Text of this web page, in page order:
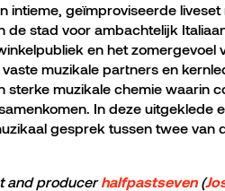
intieme, geïmproviseerde
de stad voor ambachtelijk
en het zomergevoel
muzikale partners en
sterke muzikale chemie waarin
In deze uitgeklede
gesprek tussen twee van
and producerhalfpastseven(